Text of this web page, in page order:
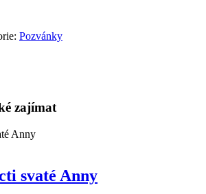
Pozvánky
zajímat
svaté Anny